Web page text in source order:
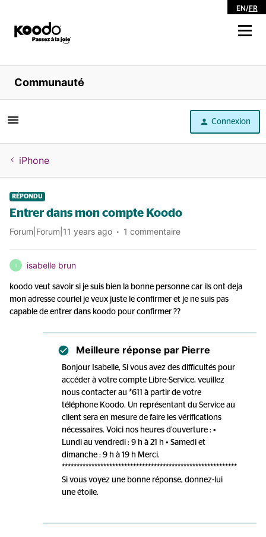
EN/FR
Magasiner
Libre service
Aide
Communauté
Connexion
iPhone
RÉPONDU
Entrer dans mon compte Koodo
Forum|Forum|11 years ago 1 commentaire
I isabelle brun
koodo veut savoir si je suis bien la bonne personne car ils ont deja
mon adresse couriel je veux juste le confirmer et je ne suis pas
capable de entrer dans koodo pour confirmer ??
Meilleure réponse par Pierre
Bonjour Isabelle, Si vous avez des difficultés pour
accéder à votre compte Libre-Service, veuillez
nous contacter au *611 à partir de votre
téléphone Koodo. Un représentant du Service au
client sera en mesure de faire les vérifications
nécessaires. Voici nos heures d’ouverture : •
Lundi au vendredi : 9 h à 21 h • Samedi et
dimanche : 9 h à 19 h Merci.
***********************************************************
Si vous voyez une bonne réponse, donnez-lui
une étoile.